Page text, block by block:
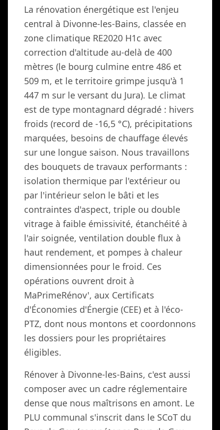
La rénovation énergétique est l'enjeu
central à Divonne-les-Bains, classée en
zone climatique RE2020 H1c avec
correction d'altitude au-delà de 400
mètres (le bourg culmine entre 486 et
509 m, et le territoire grimpe jusqu'à 1
447 m sur le versant du Jura). Le climat
est de type montagnard dégradé : hivers
froids (record de -16,5 °C), précipitations
marquées, besoins de chauffage élevés
sur une longue saison. Nous travaillons
des bouquets de travaux performants :
isolation thermique par l'extérieur ou
par l'intérieur selon le bâti et les
contraintes d'aspect, triple ou double
vitrage à faible émissivité, étanchéité à
l'air soignée, ventilation double flux à
haut rendement, et pompes à chaleur
dimensionnées pour le froid. Ces
opérations ouvrent droit à
MaPrimeRénov', aux Certificats
d'Économies d'Énergie (CEE) et à l'éco-
PTZ, dont nous montons et coordonnons
les dossiers pour les propriétaires
éligibles.
Rénover à Divonne-les-Bains, c'est aussi
composer avec un cadre réglementaire
dense que nous maîtrisons en amont. Le
PLU communal s'inscrit dans le SCoT du